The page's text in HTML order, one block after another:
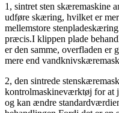
1, sintret sten skæremaskine
udføre skæring, hvilket er
mellemstore
præcis.I klippen plade
er den samme, overfladen er
mere end
2, den sintrede
kontrolmaskineværktøj for at
og kan ændre